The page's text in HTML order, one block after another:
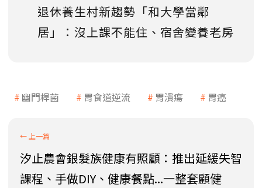
退休養生村新趨勢「和大學當鄰
居」：沒上課不能住、宿舍變養老房
幽門桿菌 胃食道逆流 胃潰瘍 胃癌
汐止農會銀髮族健康有照顧：推出延緩失智
課程、手做DIY、健康餐點...一整套顧健